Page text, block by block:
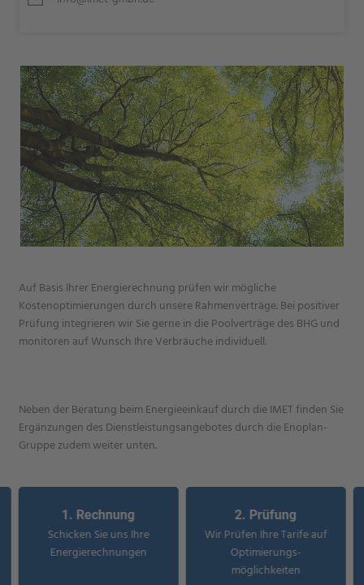
Auf Basis Ihrer Energierechnung prüfen wir mögliche
Kostenoptimierungen durch unsere Rahmenverträge. Bei positiver
Prüfung integrieren wir Sie gerne in die Poolverträge des BHG und
monitoren auf Wunsch Ihre Verbräuche individuell.
Neben der Beratung beim Energieeinkauf durch die IMET finden Sie
Ergänzungen des Dienstleistungsangebotes durch die Enoplan-
Gruppe zudem weiter unten.
1. Rechnung
Schicken Sie uns Ihre
Energierechnungen
2. Prüfung
Wir Prüfen Ihre Tarife auf
Optimierungs-
möglichkeiten